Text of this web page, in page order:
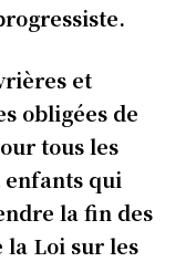
et
obligées de
tous les
enfants qui
la fin des
la Loi sur les